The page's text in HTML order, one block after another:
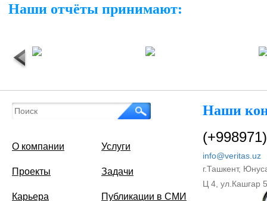
Наши отчёты принимают:
О компании Услуги
Проекты Задачи
Карьера Публикации в СМИ
Наши
info@veritas.uz
г.Ташкент,
Ц 4, ул.Кашгар